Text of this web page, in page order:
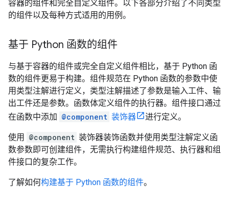
容器的组件和完全自定义组件。以下各部分介绍了不同类型
的组件以及每种方式适用的用例。
基于 Python 函数的组件
与基于容器的组件或完全自定义组件相比，基于 Python 函
数的组件更易于构建。组件规范在 Python 函数的参数中使
用类型注解进行定义，类型注解描述了参数是输入工件、输
出工件还是参数。函数体定义组件的执行器。组件接口通过
在函数中添加 @component 装饰器 进行定义。
使用 @component 装饰器装饰函数并使用类型注解定义函
数参数即可创建组件，无需执行构建组件规范、执行器和组
件接口的复杂工作。
了解如何构建基于 Python 函数的组件。